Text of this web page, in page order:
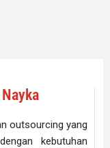
outsourcing yang
kebutuhan